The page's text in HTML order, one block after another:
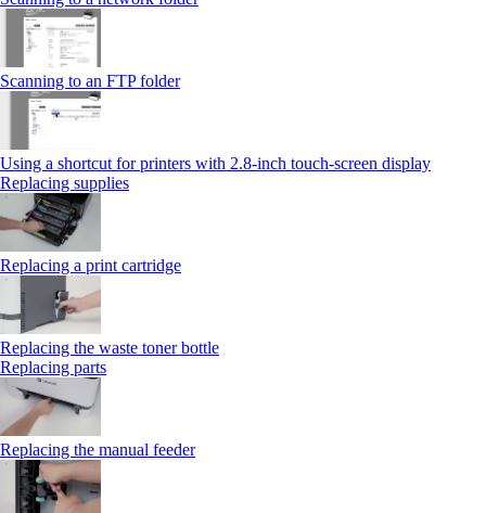
Scanning to an FTP folder
Using a shortcut for printers with 2.8‑inch touch‑screen display
Replacing supplies
Replacing a print cartridge
Replacing the waste toner bottle
Replacing parts
Replacing the manual feeder